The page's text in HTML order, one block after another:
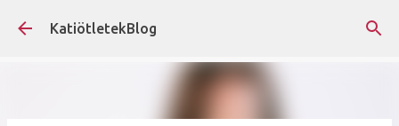
Ugrás a fő tartalomra
KatiötletekBlog